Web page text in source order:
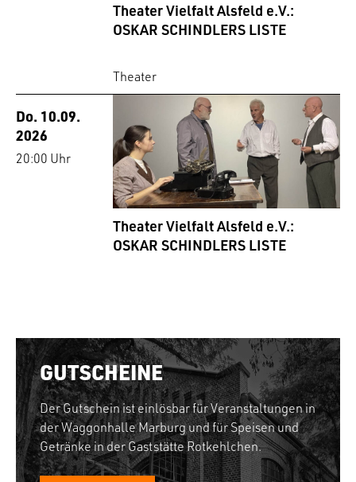
Theater Vielfalt Alsfeld e.V.:
OSKAR SCHINDLERS LISTE
Theater
Do. 10.09.
2026
20:00 Uhr
Theater Vielfalt Alsfeld e.V.:
OSKAR SCHINDLERS LISTE
GUTSCHEINE
Der Gutschein ist einlösbar für Veranstaltungen in
der Waggonhalle Marburg und für Speisen und
Getränke in der Gaststätte Rotkehlchen.